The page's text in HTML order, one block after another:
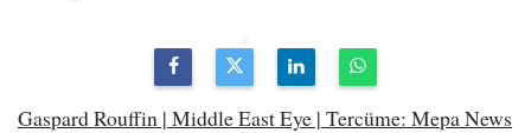
Gaspard Rouffin | Middle East Eye | Tercüme: Mepa News